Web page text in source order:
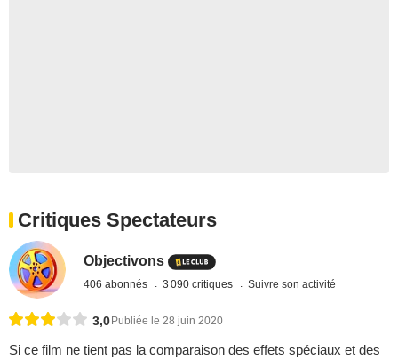
Critiques Spectateurs
Objectivons
406 abonnés 3 090 critiques Suivre son activité
3,0Publiée le 28 juin 2020
Si ce film ne tient pas la comparaison des effets spéciaux et des